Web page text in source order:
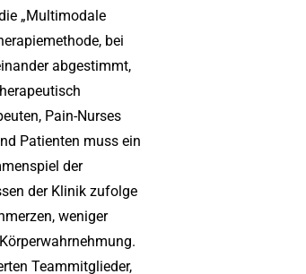
„Multimodale
bei
abgestimmt,
Pain-Nurses
Patienten muss ein
der
der Klinik zufolge
weniger
Teammitglieder,